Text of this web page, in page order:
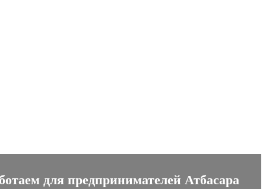
для предпринимателей Атбасара